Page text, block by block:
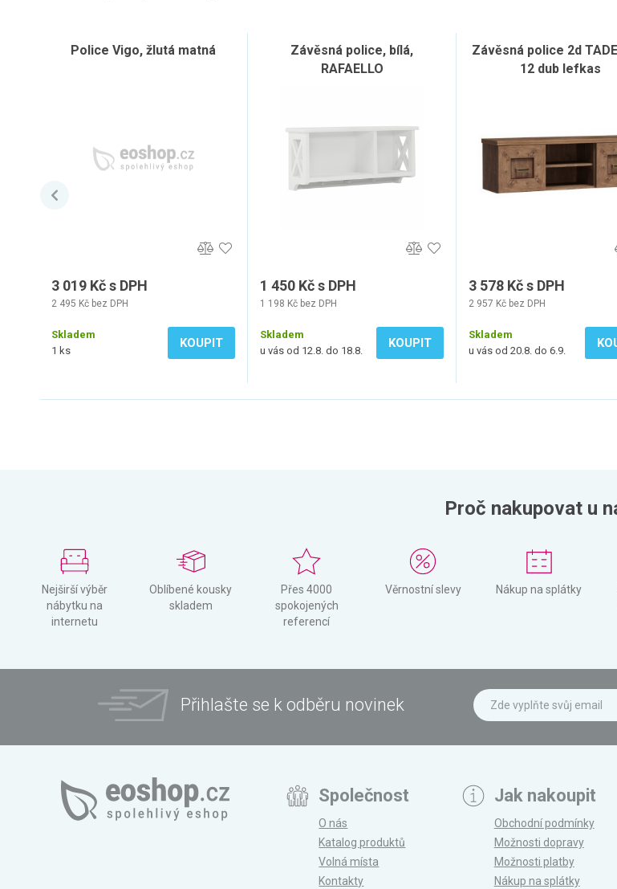
Police Vigo, žlutá matná
3 019 Kč s DPH
2 495 Kč bez DPH
Skladem
1 ks
KOUPIT
Závěsná police, bílá,
RAFAELLO
1 450 Kč s DPH
1 198 Kč bez DPH
Skladem
u vás od 12.8. do 18.8.
KOUPIT
Závěsná police 2d
12 dub lefkas
3 578 Kč s DPH
2 957 Kč bez DPH
Skladem
u vás od 20.8. do 6.9.
Proč nakupovat u
Nejširší výběr
nábytku na
internetu
Oblíbené kousky
skladem
Přes 4000
spokojených
referencí
Věrnostní slevy Nákup na splátky
Přihlašte se k odběru novinek
Společnost
O nás
Katalog produktů
Volná místa
Kontakty
Jak nakoupit
Obchodní podmínky
Možnosti dopravy
Možnosti platby
Nákup na splátky